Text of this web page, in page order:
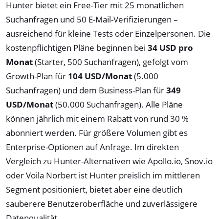
Hunter bietet ein Free-Tier mit 25 monatlichen
Suchanfragen und 50 E-Mail-Verifizierungen –
ausreichend für kleine Tests oder Einzelpersonen. Die
kostenpflichtigen Pläne beginnen bei 34 USD pro
Monat(Starter, 500 Suchanfragen), gefolgt vom
Growth-Plan für 104 USD/Monat(5.000
Suchanfragen) und dem Business-Plan für349
USD/Monat(50.000 Suchanfragen). Alle Pläne
können jährlich mit einem Rabatt von rund 30 %
abonniert werden. Für größere Volumen gibt es
Enterprise-Optionen auf Anfrage. Im direkten
Vergleich zu Hunter-Alternativen wie Apollo.io, Snov.io
oder Voila Norbert ist Hunter preislich im mittleren
Segment positioniert, bietet aber eine deutlich
sauberere Benutzeroberfläche und zuverlässigere